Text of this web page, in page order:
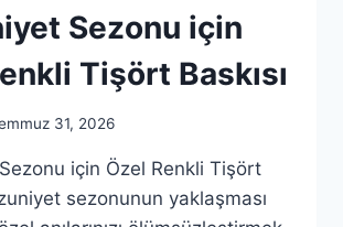
Sezonu için
Tişört Baskısı
31, 2026
için Özel Renkli Tişört
sezonunun yaklaşması